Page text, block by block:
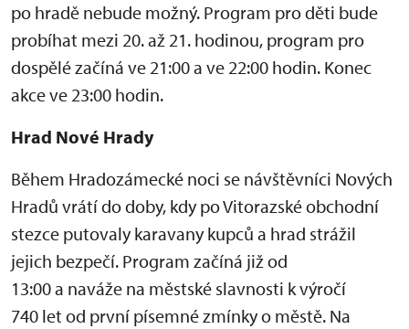
po hradě nebude možný. Program pro děti bude
probíhat mezi 20. až 21. hodinou, program pro
dospělé začíná ve 21:00 a ve 22:00 hodin. Konec
akce ve 23:00 hodin.
Hrad Nové Hrady
Během Hradozámecké noci se návštěvníci Nových
Hradů vrátí do doby, kdy po Vitorazské obchodní
stezce putovaly karavany kupců a hrad strážil
jejich bezpečí. Program začíná již od
13:00 a naváže na městské slavnosti k výročí
740 let od první písemné zmínky o městě. Na